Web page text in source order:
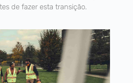
de fazer esta transição.